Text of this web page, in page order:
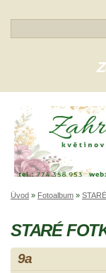
Úvod » Fotoalbum »
STARÉ
9a